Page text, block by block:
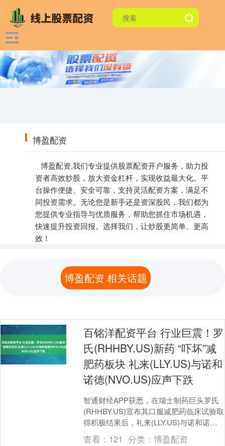
博盈配资
博盈配资,我们专业提供股票配资开户服务，助力投
资者高效炒股，放大资金杠杆，实现收益最大化。平
台操作便捷、安全可靠，支持灵活配资方案，满足不
同投资需求。无论您是新手还是资深股民，我们都为
您提供专业指导与优质服务，帮助您抓住市场机遇，
快速提升投资回报。选择我们，让炒股更简单、更高
效！
博盈配资 相关话题
百铭洋配资平台 行业巨震！罗
氏(RHHBY.US)新药 “吓坏”减
肥药板块 礼来(LLY.US)与诺和
诺德(NVO.US)应声下跌
智通财经APP获悉，在瑞士制药巨头罗氏
(RHHBY.US)宣布其口服减肥药临床试验取
得积极结果后，礼来(LLY.US)与诺和诺德
(NVO.US)股价周三下跌。 ....
查看： 121 分类： 博盈配资